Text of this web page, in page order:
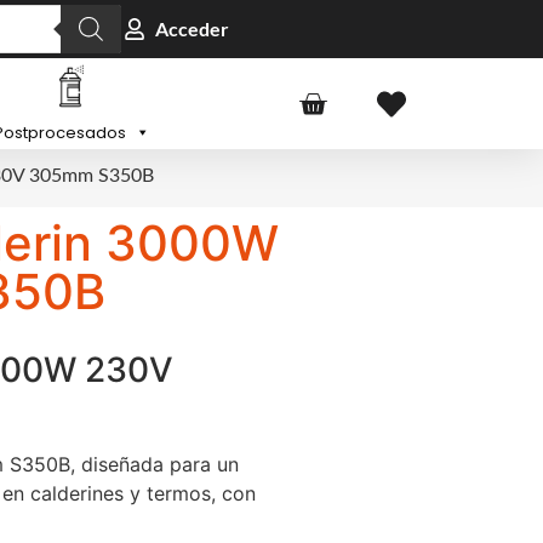
Acceder
305mm S350B
3000W
230V
diseñada para un
calderines y termos, con